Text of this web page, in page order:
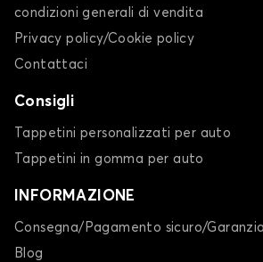
condizioni generali di vendita
Privacy policy/Cookie policy
Contattaci
Consigli
Tappetini personalizzati per auto
Tappetini in gomma per auto
INFORMAZIONE
Consegna/Pagamento sicuro/Garanzia
Blog